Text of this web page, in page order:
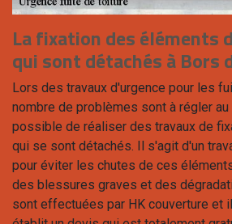
La fixation des éléments
qui sont détachés à Bors
Lors des travaux d'urgence pour les
nombre de problèmes sont à régler
possible de réaliser des travaux de
qui se sont détachés. Il s'agit d'un
pour éviter les chutes de ces
des blessures graves et des
sont effectuées par HK couverture et